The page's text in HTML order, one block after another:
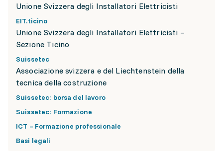
Unione Svizzera degli Installatori Elettricisti
EIT.ticino
Unione Svizzera degli Installatori Elettricisti –
Sezione Ticino
Suissetec
Associazione svizzera e del Liechtenstein della
tecnica della costruzione
Suissetec: borsa del lavoro
Suissetec: Formazione
ICT – Formazione professionale
Basi legali